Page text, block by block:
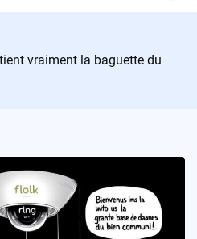
vraiment la baguette du